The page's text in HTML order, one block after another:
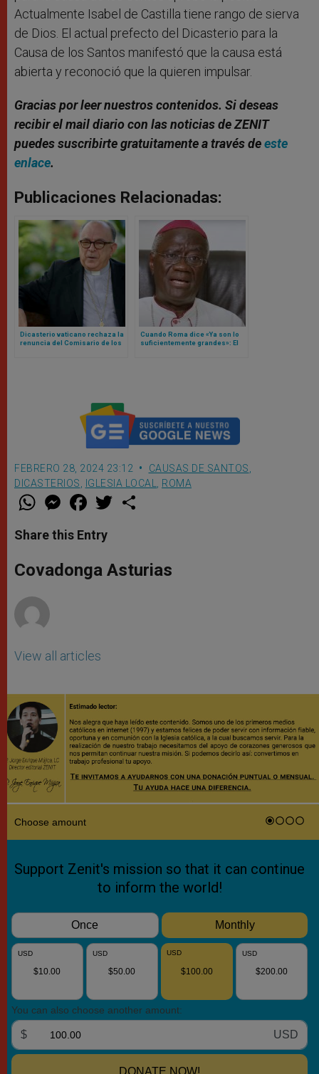
Actualmente Isabel de Castilla tiene rango de sierva
de Dios. El actual prefecto del Dicasterio para la
Causa de los Santos manifestó que la causa está
abierta y reconoció que la quieren impulsar.
Gracias por leer nuestros contenidos. Si deseas
recibir el mail diario con las noticias de ZENIT
puedes suscribirte gratuitamente a través deeste
enlace.
Publicaciones Relacionadas:
Dicasterio vaticano rechaza la
renuncia del Comisario de los
Cuando Roma dice «Ya son lo
suficientemente grandes»: El
FEBRERO 28, 2024 23:12 CAUSAS DE SANTOS
DICASTERIOS
IGLESIA LOCAL ROMA
W
t
s
p
p
M
e
s
e
g
e
F
a
e
b
o
k
w
Share this Entry
Covadonga Asturias
View all articles